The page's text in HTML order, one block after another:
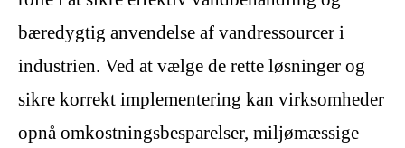
bæredygtig anvendelse af vandressourcer i
industrien. Ved at vælge de rette løsninger og
sikre korrekt implementering kan virksomheder
opnå omkostningsbesparelser, miljømæssige